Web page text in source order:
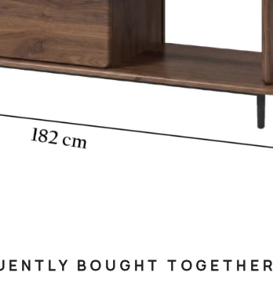
BOUGHT TOGETHER